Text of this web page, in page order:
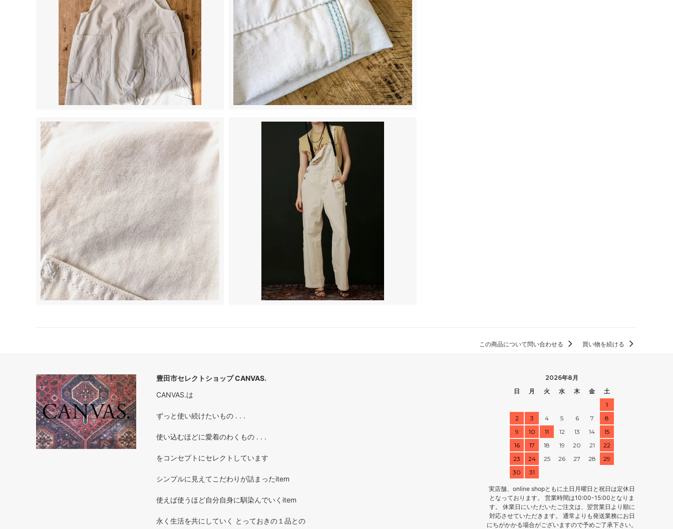
この商品について問い合わせる 買い物を続ける
豊田市セレクトショップ CANVAS.
CANVAS.は
ずっと使い続けたいもの . . .
使い込むほどに愛着のわくもの . . .
をコンセプトにセレクトしています
シンプルに見えてこだわりが詰まったitem
使えば使うほど自分自身に馴染んでいくitem
永く生活を共にしていく とっておきの１品との
2026年8月
日
月 火 水 木 金
土
1
2
3 4 5 6 7
8
9
10 11 12 13 14
15
16
17 18 19 20 21
22
23
24 25 26 27 28
29
30
31
実店舗、online shopともに土日月曜日と祝日は定休日
となっております。 営業時間は10:00-15:00となりま
す。 休業日にいただいたご注文は、翌営業日より順に
対応させていただきます。 通常よりも発送業務にお日
にちがかかる場合がございますので予めご了承下さい。